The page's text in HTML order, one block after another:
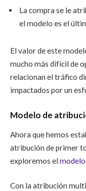
La compra se le
el modelo es el
El valor de este
mucho más difícil de
relacionan el tráfico
impactados por un
Modelo de
Ahora que hemos
atribución de primer
exploremos el
Con la atribución